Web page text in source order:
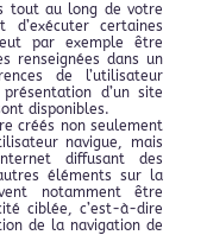
tout au long de votre
certaines
par exemple être
renseignées dans un
de l’utilisateur
d’un site
disponibles.
créés non seulement
navigue, mais
diffusant des
éléments sur la
notamment être
ciblée, c’est-à-dire
de la navigation de